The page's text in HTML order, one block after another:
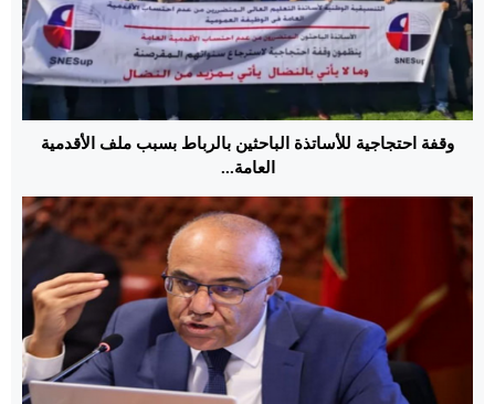
وقفة احتجاجية للأساتذة الباحثين بالرباط بسبب ملف الأقدمية
العامة...